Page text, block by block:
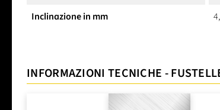
Inclinazione in mm
INFORMAZIONI TECNICHE -